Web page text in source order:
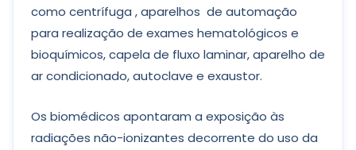
como centrífuga , aparelhos de automação
para realização de exames hematológicos e
bioquímicos, capela de fluxo laminar, aparelho de
ar condicionado, autoclave e exaustor.
Os biomédicos apontaram a exposição às
radiações não-ionizantes decorrente do uso da